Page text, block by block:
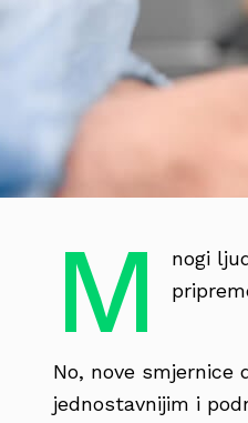
M nogi
No, nove smjernice
jednostavnijim i